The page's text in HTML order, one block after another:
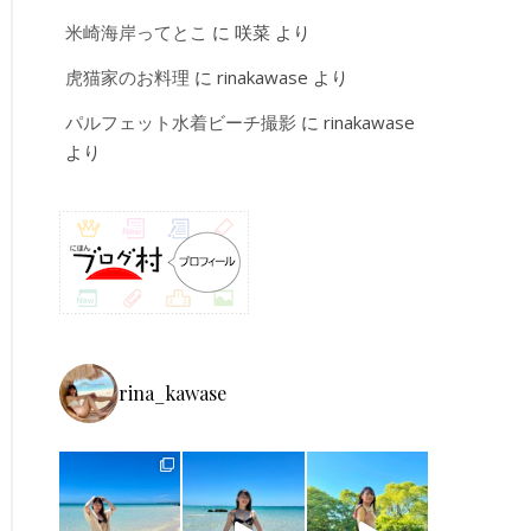
米崎海岸ってとこ に 咲菜 より
虎猫家のお料理 に rinakawase より
パルフェット水着ビーチ撮影 に rinakawase
より
rina_kawase